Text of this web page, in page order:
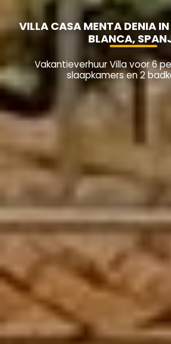
VILLA CASA MENTA DENIA
BLANCA,
Vakantieverhuur Villa voor 6
slaapkamers en 2